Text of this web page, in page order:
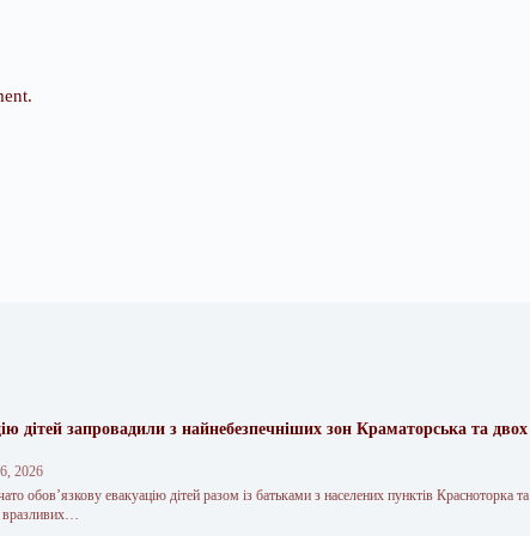
дітей запровадили з найнебезпечніших зон Краматорська та двох
2026
обов’язкову евакуацію дітей разом із батьками з населених пунктів Красноторка та
вразливих…